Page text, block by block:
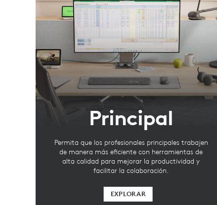
Principal
Permita que los profesionales principales trabajen
de manera más eficiente con herramientas de
alta calidad para mejorar la productividad y
facilitar la colaboración.
EXPLORAR